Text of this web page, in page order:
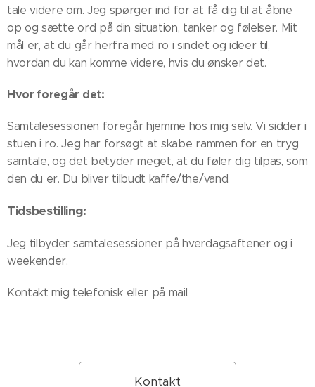
tale videre om. Jeg spørger ind for at få dig til at åbne
op og sætte ord på din situation, tanker og følelser. Mit
mål er, at du går herfra med ro i sindet og ideer til,
hvordan du kan komme videre, hvis du ønsker det.
Hvor foregår det:
Samtalesessionen foregår hjemme hos mig selv. Vi sidder i
stuen i ro. Jeg har forsøgt at skabe rammen for en tryg
samtale, og det betyder meget, at du føler dig tilpas, som
den du er. Du bliver tilbudt kaffe/the/vand.
Tidsbestilling:
Jeg tilbyder samtalesessioner på hverdagsaftener og i
weekender.
Kontakt mig telefonisk eller på mail.
Kontakt